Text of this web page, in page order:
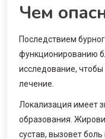
Чем
Последствием
функционированию
исследование,
лечение.
Локализация имеет
образования.
сустав, вызовет